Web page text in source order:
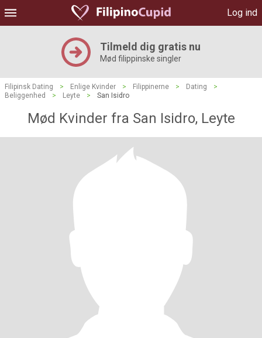
Log ind
Tilmeld dig gratis nu
Mød filippinske singler
Filipinsk Dating > Enlige Kvinder > Filippinerne > Dating
>
Beliggenhed
> Leyte > San Isidro
Mød Kvinder fra San Isidro, Leyte